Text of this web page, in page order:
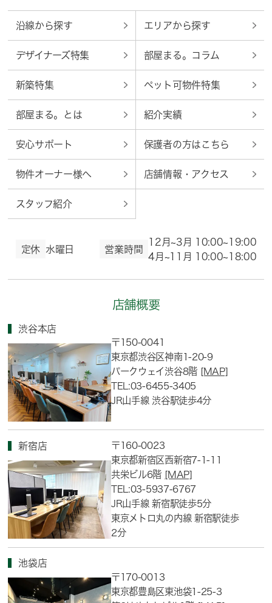
沿線から探す エリアから探す
デザイナーズ特集 部屋まる。コラム
新築特集 ペット可物件特集
部屋まる。とは 紹介実績
安心サポート 保護者の方はこちら
物件オーナー様へ 店舗情報・アクセス
スタッフ紹介
定休 水曜日 営業時間
12月~3月 10:00~19:00
4月~11月 10:00~18:00
店舗概要
渋谷本店
〒150-0041
東京都渋谷区神南1-20-9
パークウェイ渋谷8階 [MAP]
TEL:03-6455-3405
JR山手線 渋谷駅徒歩4分
新宿店
〒160-0023
東京都新宿区西新宿7-1-11
共栄ビル6階 [MAP]
TEL:03-5937-6767
JR山手線 新宿駅徒歩5分
東京メトロ丸の内線 新宿駅徒歩
2分
池袋店
〒170-0013
東京都豊島区東池袋1-25-3